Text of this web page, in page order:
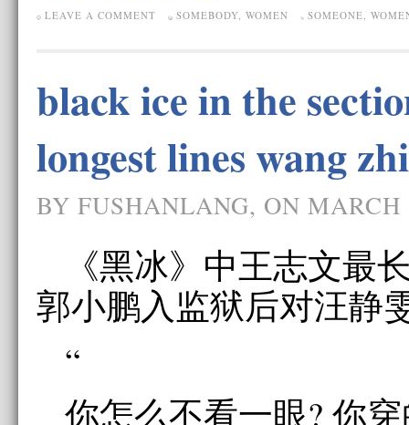
LEAVE A COMMENT SOMEBODY, WOMEN SOMEONE
black ice in the
longest lines wang
BY FUSHANLANG, ON MARCH
《黑冰》中王志文最
郭小鹏入监狱后对汪静
“
你怎么不看一眼? 你